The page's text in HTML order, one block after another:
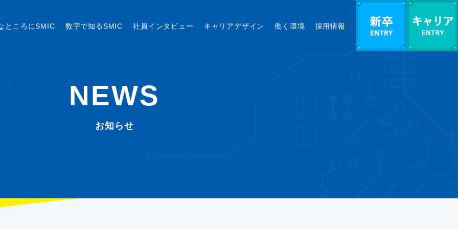
ところにSMIC 数字で知るSMIC 社員インタビュー キャリアデザイン 働く環境 採用情報
NEWS
お知らせ